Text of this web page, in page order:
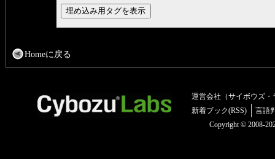
Homeに戻る
運営会社（サイボウズ・
新着ブック(RSS)
言語
Copyright © 2008-